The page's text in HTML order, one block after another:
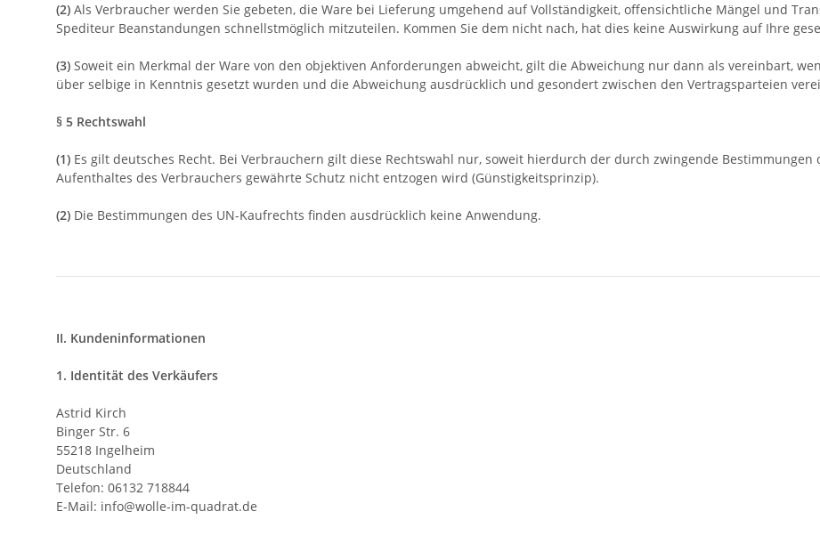
(2) Als Verbraucher werden Sie gebeten, die Ware bei Lieferung umgehend auf Vollständigkeit, offensichtliche Mängel und
Spediteur Beanstandungen schnellstmöglich mitzuteilen. Kommen Sie dem nicht nach, hat dies keine Auswirkung auf Ihre
(3) Soweit ein Merkmal der Ware von den objektiven Anforderungen abweicht, gilt die Abweichung nur dann als vereinbart,
über selbige in Kenntnis gesetzt wurden und die Abweichung ausdrücklich und gesondert zwischen den Vertragsparteien
§ 5 Rechtswahl
(1) Es gilt deutsches Recht. Bei Verbrauchern gilt diese Rechtswahl nur, soweit hierdurch der durch zwingende Bestimmungen
Aufenthaltes des Verbrauchers gewährte Schutz nicht entzogen wird (Günstigkeitsprinzip).
(2) Die Bestimmungen des UN-Kaufrechts finden ausdrücklich keine Anwendung.
II. Kundeninformationen
1. Identität des Verkäufers
Astrid Kirch
Binger Str. 6
55218 Ingelheim
Deutschland
Telefon: 06132 718844
E-Mail: info@wolle-im-quadrat.de